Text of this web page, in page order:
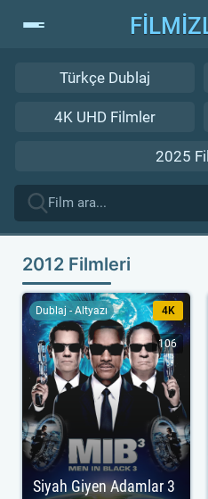
Türkçe Dublaj
4K UHD Filmler
2025
2012 Filmleri
Siyah Giyen Adamlar 3
Dublaj - Altyazı 4K
106